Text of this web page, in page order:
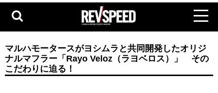
マルハモータースがヨシムラと共同開発したオリジ
ナルマフラー「Rayo Veloz（ラヨベロス）」 その
こだわりに迫る！